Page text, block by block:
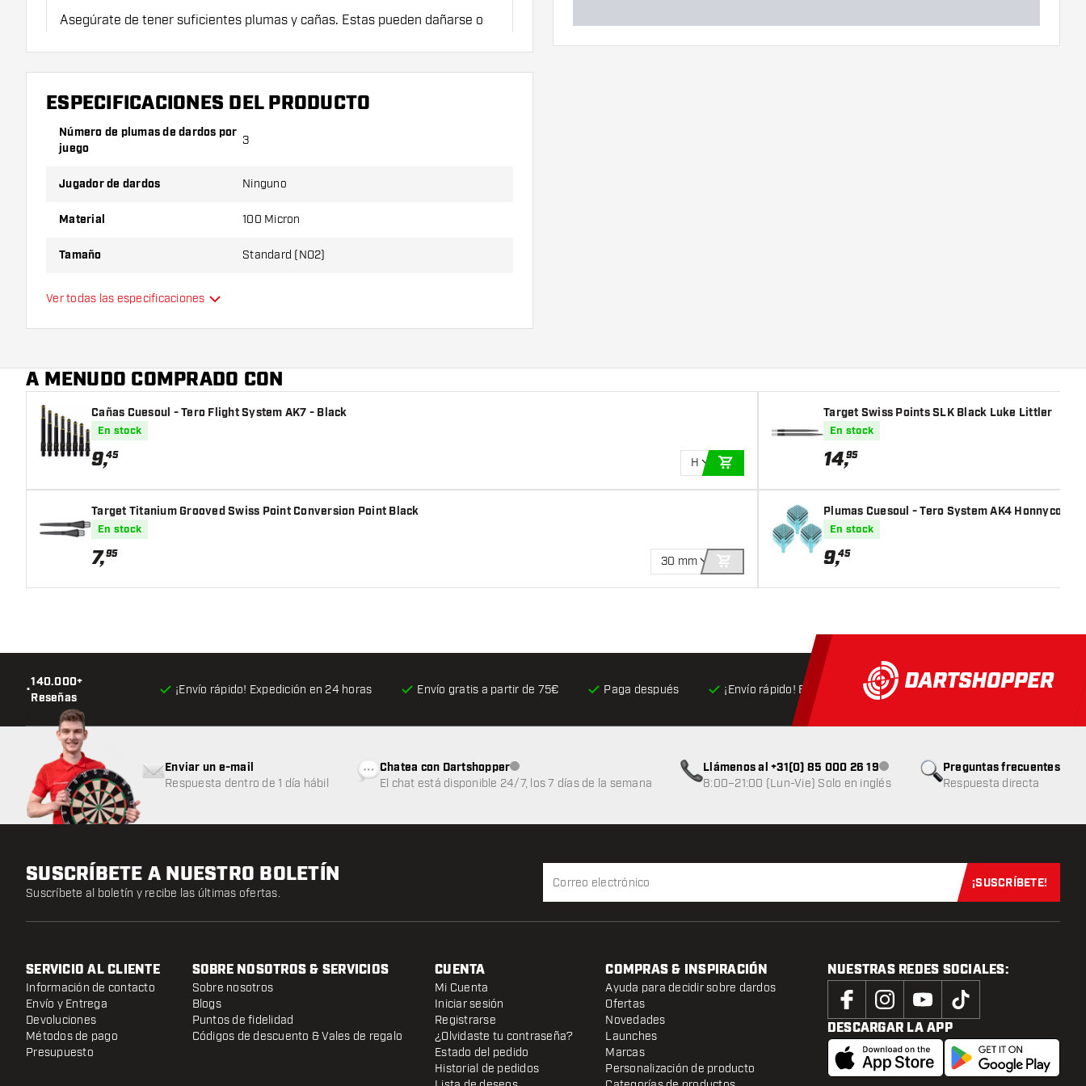
Asegúrate de tener suficientes plumas y cañas. Estas pueden dañarse o
descubrir qué variante es mejor para ti.
ESPECIFICACIONES DEL PRODUCTO
Número de plumas de dardos por
juego
3
Jugador de dardos Ninguno
Material 100 Micron
Tamaño Standard (NO2)
Flexibilidad
Ver todas las especificaciones
A MENUDO COMPRADO CON
Cañas Cuesoul - Tero Flight System AK7 - Black
En stock
9,45
H
Target Titanium Grooved Swiss Point Conversion Point Black
En stock
7,95
30 mm
AÑADIR A LA CESTA
Target Swiss Points SLK Black Luke Littler
En stock
14,95
Plumas Cuesoul - Tero System AK4
En stock
9,45
•
140.000+
Reseñas
¡Envío rápido! Expedición en 24 horas Envío gratis a partir de 75€ Paga después ¡Envío rápido! Expedición en 24 horas Envío gratisa partir
Preguntas frecuentes
Respuesta directa
Enviar un e-mail
Respuesta dentro de 1 día hábil
Chatea con DartshopperAtención al cliente no disponible
El chat está disponible 24/7, los 7 días de la semana
Llámenos al +31(0) 85 000 26 19Atención al cliente no disponible
8:00–21:00 (Lun-Vie) Solo en inglés
SUSCRÍBETE A NUESTRO BOLETÍN
Suscríbete al boletín y recibe las últimas ofertas.
Suscríbete
¡SUSCRÍBETE!
SERVICIO AL CLIENTE
Información de contacto
Envío y Entrega
Devoluciones
Métodos de pago
Presupuesto
SOBRE NOSOTROS & SERVICIOS
Sobre nosotros
Blogs
Puntos de fidelidad
Códigos de descuento & Vales de regalo
CUENTA
Mi Cuenta
Iniciar sesión
Registrarse
¿Olvidaste tu contraseña?
Estado del pedido
Historial de pedidos
COMPRAS & INSPIRACIÓN
Ayuda para decidir sobre dardos
Ofertas
Novedades
Launches
Marcas
Personalización de producto
NUESTRAS REDES SOCIALES:
DESCARGAR LA APP